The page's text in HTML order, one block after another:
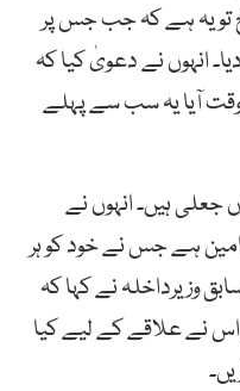
تو یہ ہے کہ جب جس پر
انہوں نے دعویٰ کیا کہ
آیا یہ سب سے پہلے
جعلی ہیں۔ انہوں نے
امین ہے جس نے خود کو ہر
وزیرداخلہ نے کہا کہ
نے علاقے کے لیے کیا